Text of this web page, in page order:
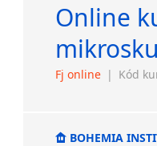
Online
Fj online | Kód
BOHEMIA